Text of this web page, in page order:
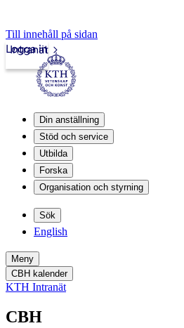
Till innehåll på sidan
Intranät
Logga in
Din anställning
Stöd och service
Utbilda
Forska
Organisation och styrning
Sök
English
Meny
CBH kalender
KTH Intranät
CBH